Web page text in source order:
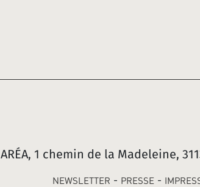
ARÉA, 1 chemin de la Madeleine,
NEWSLETTER - PRESSE -